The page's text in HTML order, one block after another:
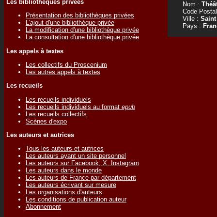
Les bibliothèques privées
Présentation des bibliothèques privées
L'ajout d'une bibliothèque privée
La modification d'une bibliothèque privée
La consultation d'une bibliothèque privée
Les appels à textes
Les collectifs du Proscenium
Les autres appels à textes
Les recueils
Les recueils individuels
Les recueils individuels au format epub
Les recueils collectifs
Scènes d'expo
Les auteurs et autrices
Tous les auteurs et autrices
Les auteurs ayant un site personnel
Les auteurs sur Facebook, X, Instagram
Les auteurs dans le monde
Les auteurs de France par département
Les auteurs écrivant sur mesure
Les organisations d'auteurs
Les conditions de publication auteur
Abonnement
Nom :
Code
Ville :
Pays :